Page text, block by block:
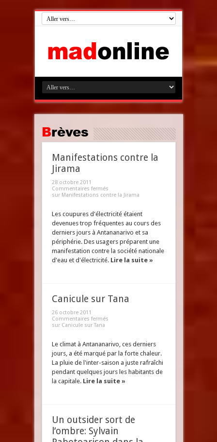
Brèves
Manifestations contre la
Jirama
28 octobre 2011
Commentaires fermés
sur Manifestations contre la Jirama
Les coupures d'électricité étaient
devenues trop fréquentes au cours des
derniers jours à Antananarivo et sa
périphérie. Des usagers préparent une
manifestation contre la société nationale
d'eau et d'électricité. Lire la suite »
Canicule sur Tana
26 octobre 2011
Commentaires fermés
sur Canicule sur Tana
Le climat à Antananarivo, ces derniers
jours, a été marqué par la forte chaleur.
La pluie de l'inter-saison a juste rafraîchi
pendant quelques jours les habitants de
la capitale. Lire la suite »
Un outsider sort de
l’ombre: Sylvain